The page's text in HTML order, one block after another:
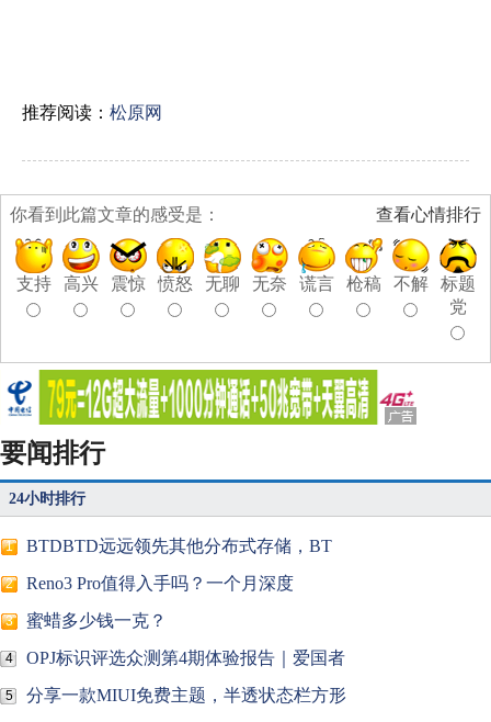
推荐阅读： 松原网
查看心情排行
你看到此篇文章的感受是：
支持 高兴 震惊 愤怒 无聊 无奈 谎言 枪稿 不解
标题
党
要闻排行
24小时排行
1 BTDBTD远远领先其他分布式存储，BT
2 Reno3 Pro值得入手吗？一个月深度
3 蜜蜡多少钱一克？
4 OPJ标识评选众测第4期体验报告｜爱国者
5 分享一款MIUI免费主题，半透状态栏方形